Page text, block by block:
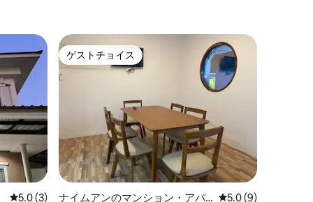
レビュー3件、5つ星中5.0つ星の平均評価
5.0 (3)
ゲストチョイス
ゲストチョイス
ナイムアンのマンション・アパ
レビュー9件、5つ
5.0 (9)